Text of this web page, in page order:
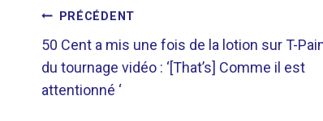
NAVIGATION
DE
L’ARTICLE
PRÉCÉDENT
50 Cent a mis une fois de la lotion sur T-
du tournage vidéo : ‘[That’s] Comme il est
attentionné ‘